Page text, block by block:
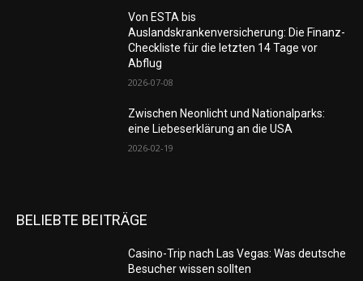
Von ESTA bis
Auslandskrankenversicherung: Die Finanz-
Checkliste für die letzten 14 Tage vor
Abflug
2026-07-08
Zwischen Neonlicht und Nationalparks:
eine Liebeserklärung an die USA
2026-02-19
BELIEBTE BEITRÄGE
Casino-Trip nach Las Vegas: Was deutsche
Besucher wissen sollten